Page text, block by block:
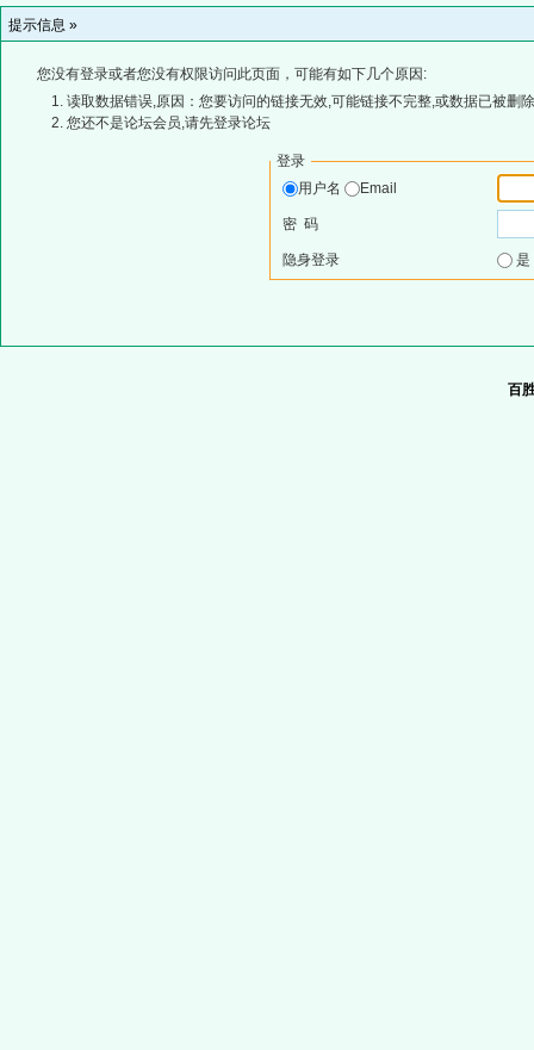
提示信息 »
您没有登录或者您没有权限访问此页面，可能有如下几个原因:
读取数据错误,原因：您要访问的链接无效,可能链接不完整,或数据已被删
您还不是论坛会员,请先登录论坛
登录
用户名
Email
密 码
隐身登录
百